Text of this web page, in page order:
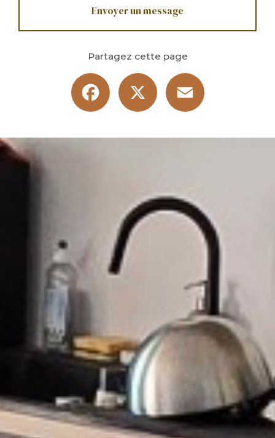
Envoyer un message
Partagez cette page
Facebook